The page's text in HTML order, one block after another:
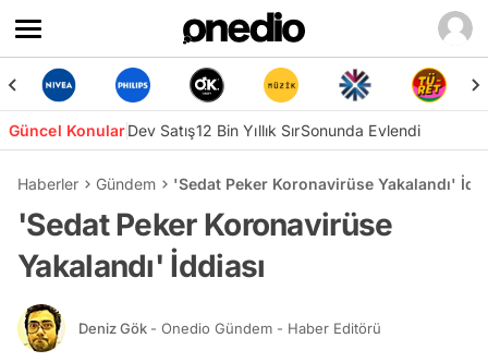
Güncel KonularDev Satış12 Bin Yıllık SırSonunda Evlendi
Haberler Gündem 'Sedat Peker Koronavirüse Yakalandı'
'Sedat Peker Koronavirüse
Yakalandı' İddiası
Deniz Gök - Onedio Gündem - Haber Editörü